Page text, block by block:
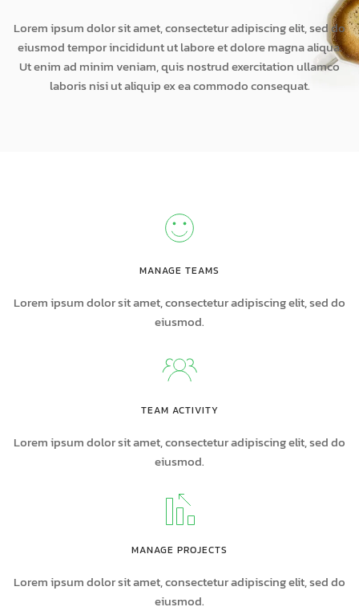
Lorem ipsum dolor sit amet, consectetur adipiscing elit, sed do
eiusmod tempor incididunt ut labore et dolore magna aliqua.
Ut enim ad minim veniam, quis nostrud exercitation ullamco
laboris nisi ut aliquip ex ea commodo consequat.
MANAGE TEAMS
Lorem ipsum dolor sit amet, consectetur adipiscing elit, sed do
eiusmod.
TEAM ACTIVITY
Lorem ipsum dolor sit amet, consectetur adipiscing elit, sed do
eiusmod.
MANAGE PROJECTS
Lorem ipsum dolor sit amet, consectetur adipiscing elit, sed do
eiusmod.